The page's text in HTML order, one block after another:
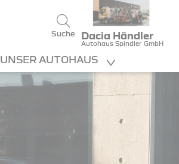
Suche Dacia Händler
Autohaus Spindler GmbH
UNSER AUTOHAUS